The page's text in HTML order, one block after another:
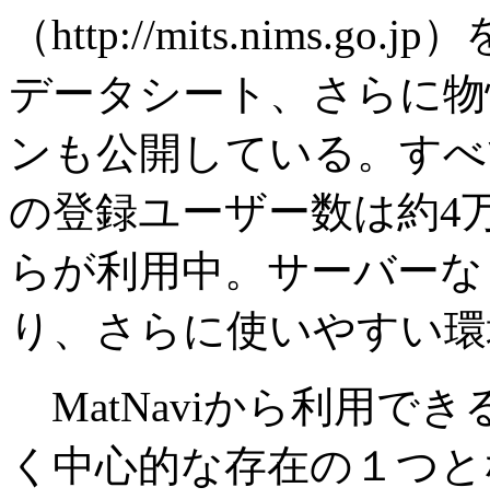
（http://mits.nims.go.jp
データシート、さらに
ンも公開している。す
の登録ユーザー数は約4
らが利用中。サーバー
り、さらに使いやすい
MatNaviから利用でき
く中心的な存在の１つ